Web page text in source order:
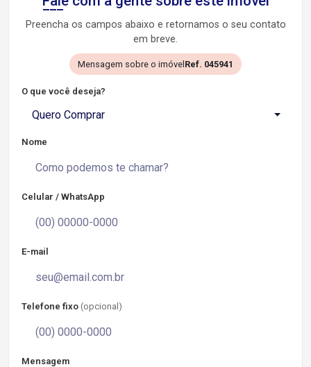
Preencha os campos abaixo e retornamos o seu contato
em breve.
Mensagem sobre o imóvel Ref. 045941
O que você deseja?
Quero Comprar
Nome
Celular / WhatsApp
E-mail
Telefone fixo (opcional)
Mensagem